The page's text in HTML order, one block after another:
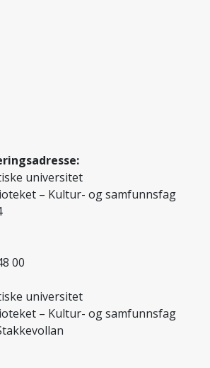
universitet
– Kultur- og samfunnsfag
00
universitet
– Kultur- og samfunnsfag